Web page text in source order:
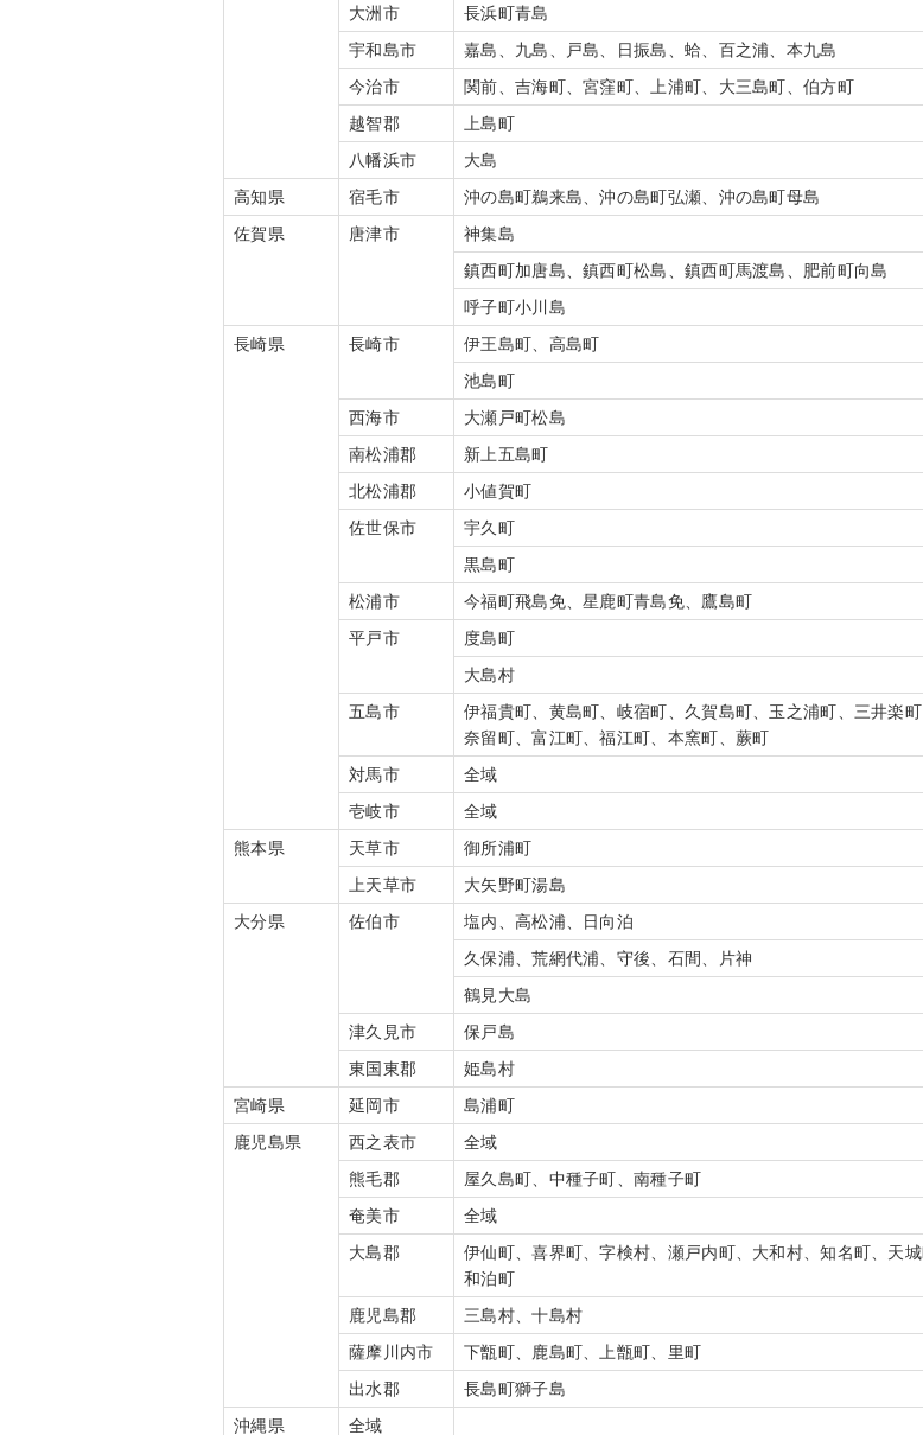
大洲市 長浜町青島
宇和島市
嘉島、九島、戸島、日振島、蛤、百之浦、本九島
今治市
関前、吉海町、宮窪町、上浦町、大三島町、伯方町
越智郡
上島町
八幡浜市
大島
高知県
宿毛市 沖の島町鵜来島、沖の島町弘瀬、沖の島町母島
佐賀県
唐津市 神集島
鎮西町加唐島、鎮西町松島、鎮西町馬渡島、肥前町向島
呼子町小川島
長崎県
長崎市 伊王島町、高島町
池島町
西海市
大瀬戸町松島
南松浦郡
新上五島町
北松浦郡
小値賀町
佐世保市
宇久町
黒島町
松浦市
今福町飛島免、星鹿町青島免、鷹島町
平戸市
度島町
大島村
五島市
伊福貴町、黄島町、岐宿町、久賀島町、玉之浦町、三井楽
奈留町、富江町、福江町、本窯町、蕨町
対馬市 全域
壱岐市
全域
熊本県
天草市 御所浦町
上天草市
大矢野町湯島
大分県
佐伯市 塩内、高松浦、日向泊
久保浦、荒網代浦、守後、石間、片神
鶴見大島
津久見市
保戸島
東国東郡
姫島村
宮崎県
延岡市 島浦町
鹿児島県
西之表市 全域
熊毛郡
屋久島町、中種子町、南種子町
奄美市
全域
大島郡
伊仙町、喜界町、字検村、瀬戸内町、大和村、知名町、天
和泊町
鹿児島郡 三島村、十島村
薩摩川内市
下甑町、鹿島町、上甑町、里町
出水郡
長島町獅子島
沖縄県
全域